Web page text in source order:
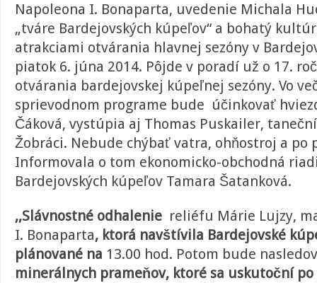
Napoleona I. Bonaparta, uvedenie Michala
„tváre Bardejovských kúpeľov“ a bohatý
atrakciami otvárania hlavnej sezóny v
piatok 6. júna 2014. Pôjde v poradí už o 17.
otvárania bardejovskej kúpeľnej sezóny. Vo
sprievodnom programe bude účinkovať
Čáková, vystúpia aj Thomas Puskailer,
Žobráci. Nebude chýbať vatra, ohňostroj a po
Informovala o tom ekonomicko-obchodná
Bardejovských kúpeľov Tamara Šatanková.
,,Slávnostné odhalenie reliéfu Márie Lujzy,
I. Bonaparta, ktorá navštívila Bardejovské
plánované na 13.00 hod. Potom bude
minerálnych prameňov, ktoré sa uskutoční